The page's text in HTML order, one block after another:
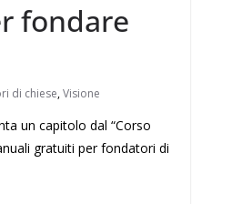
fondare
di chiese,Visione
un capitolo dal “Corso
gratuiti per fondatori di